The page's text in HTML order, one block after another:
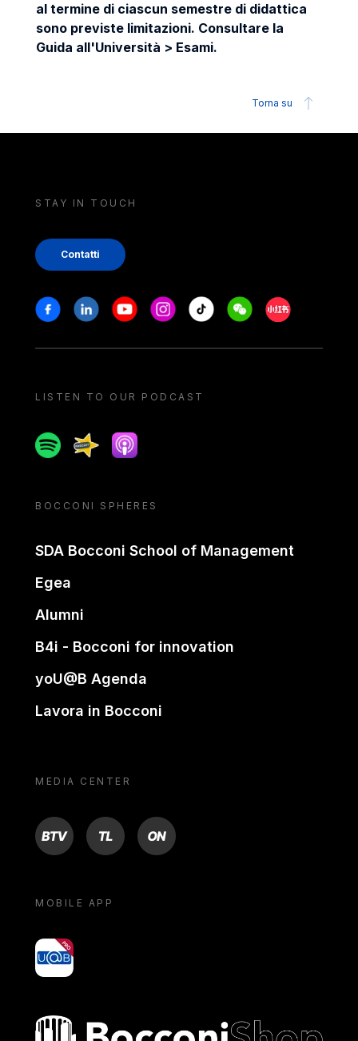
al termine di ciascun semestre di didattica
sono previste limitazioni. Consultare la
Guida all'Università > Esami.
Torna su
STAY IN TOUCH
Contatti
Stay in touch
FacebookLinkedinYoutubeInstagram
Tiktok WeechatXiaohongshu/
LISTEN TO OUR PODCAST
SpotifySpreakerApple podcast
BOCCONI SPHERES
SDA Bocconi School of Management
Egea
Alumni
B4i - Bocconi for innovation
yoU@B Agenda
Lavora in Bocconi
MEDIA CENTER
BTV TL ON
MOBILE APP
yoU@B
Bocconi shop